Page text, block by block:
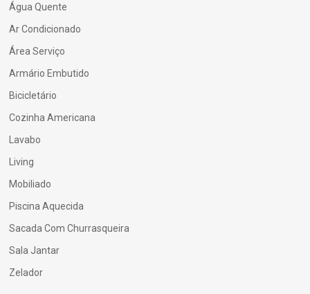
Água Quente
Ar Condicionado
Área Serviço
Armário Embutido
Bicicletário
Cozinha Americana
Lavabo
Living
Mobiliado
Piscina Aquecida
Sacada Com Churrasqueira
Sala Jantar
Zelador